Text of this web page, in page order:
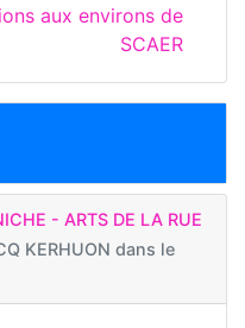
aux environs de
SCAER
- ARTS DE LA RUE
KERHUON dans le